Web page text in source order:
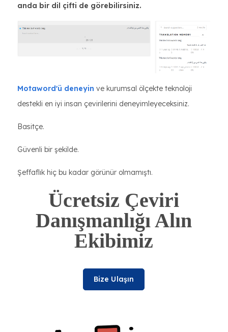
anda bir dil çifti de görebilirsiniz.
Motaword'ü deneyin ve kurumsal ölçekte teknoloji
destekli en iyi insan çevirilerini deneyimleyeceksiniz.
Basitçe.
Güvenli bir şekilde.
Şeffaflık hiç bu kadar görünür olmamıştı.
Ücretsiz Çeviri
Danışmanlığı Alın
Ekibimiz
Bize Ulaşın